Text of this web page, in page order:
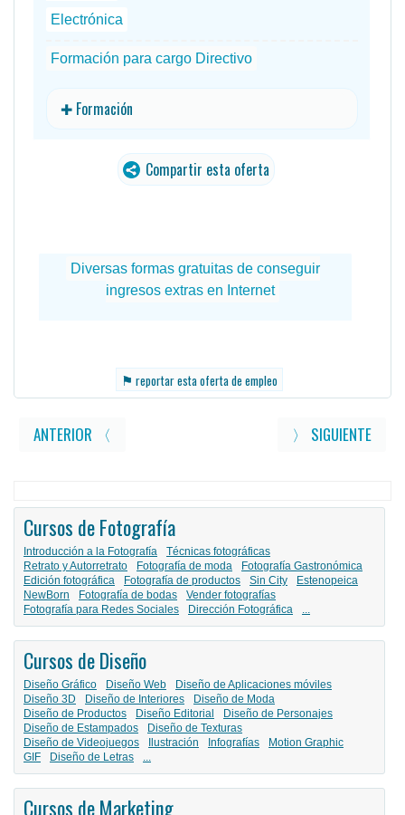
Electrónica
Formación para cargo Directivo
✚ Formación
Compartir esta oferta
⚑ reportar esta oferta de empleo
ANTERIOR 〈 〉 SIGUIENTE
Cursos de Fotografía
Introducción a la Fotografía
Técnicas fotográficas
Retrato y Autorretrato
Fotografía de moda
Fotografía Gastronómica
Edición fotográfica
Fotografía de productos Sin City
Estenopeica
NewBorn
Fotografía de bodas
Vender fotografías
Fotografía para Redes Sociales
Dirección Fotográfica ...
Cursos de Diseño
Diseño Gráfico Diseño Web
Diseño de Aplicaciones móviles
Diseño 3D
Diseño de Interiores
Diseño de Moda
Diseño de Productos
Diseño Editorial
Diseño de Personajes
Diseño de Estampados
Diseño de Texturas
Diseño de Videojuegos
Ilustración Infografías
Motion Graphic
GIF
Diseño de Letras ...
Cursos de Marketing